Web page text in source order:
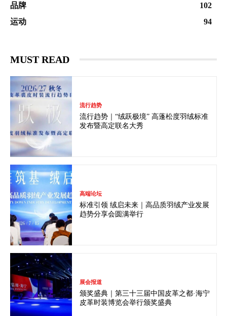
品牌
102
运动
94
MUST READ
流行趋势
流行趋势｜“绒跃极境” 高蓬松度羽绒标准
发布暨高定联名大秀
高端论坛
标准引领 绒启未来｜高品质羽绒产业发展
趋势分享会圆满举行
展会报道
颁奖盛典｜第三十三届中国皮革之都·海宁
皮革时装博览会举行颁奖盛典